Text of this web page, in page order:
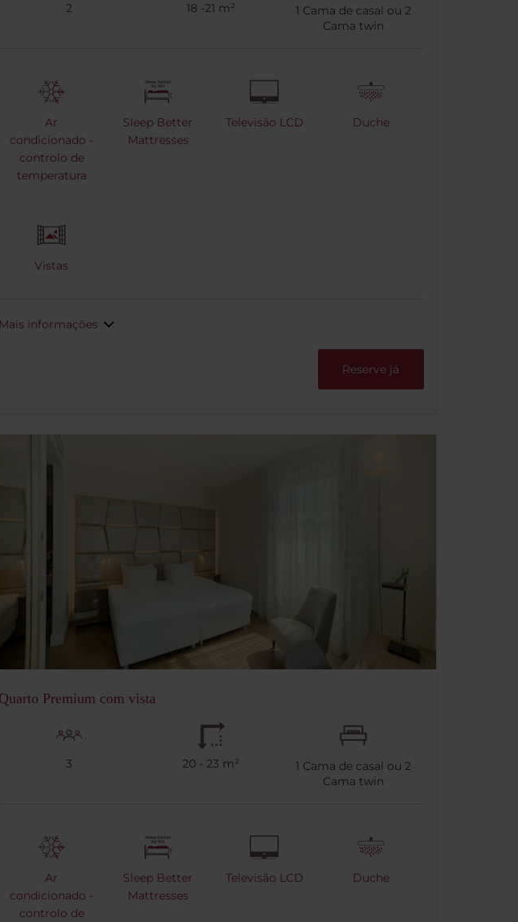
2 18 -21 m² 1 Cama de casal ou 2
Cama twin
Ar
condicionado -
controlo de
temperatura
Sleep Better
Mattresses
Televisão LCD Duche
Vistas
Mais informações
Reserve já
Quarto Premium com vista
3 20 - 23 m² 1 Cama de casal ou 2
Cama twin
Ar
condicionado -
controlo de
Sleep Better
Mattresses
Televisão LCD Duche